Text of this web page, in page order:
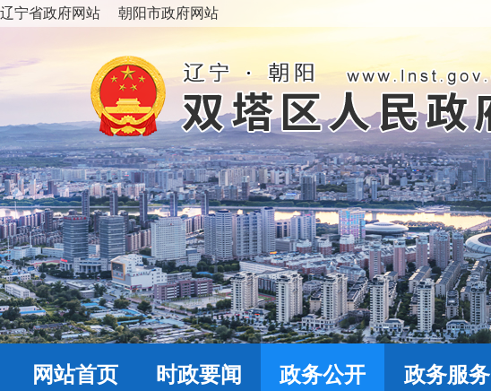
辽宁省政府网站 朝阳市政府网站
网站首页 时政要闻 政务公开 政务服务